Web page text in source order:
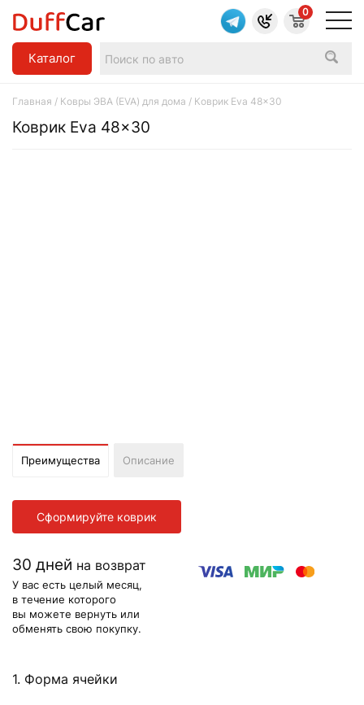
Каталог
0
Главная / Ковры ЭВА (EVA) для дома / Коврик Eva 48x30
Коврик Eva 48x30
Преимущества Описание
Сформируйте коврик
30 дней на возврат
У вас есть целый месяц,
в течение которого
вы можете вернуть или
обменять свою покупку.
1. Форма ячейки